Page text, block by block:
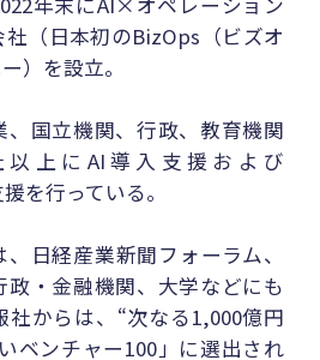
（日本初のBizOps（ビズオ
）を設立。
、国立機関、行政、教育機関
以上にAI導入支援および
を行っている。
日経産業新聞フォーラム、
・金融機関、大学などにも
からは、“次なる1,000億円
ベンチャー100」に選出され